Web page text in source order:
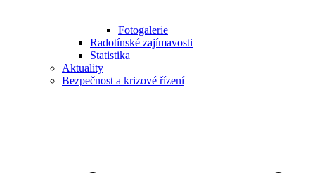
Fotogalerie
Radotínské zajímavosti
Statistika
Aktuality
Bezpečnost a krizové řízení